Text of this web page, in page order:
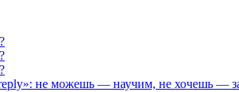
не можешь — научим, не хочешь —